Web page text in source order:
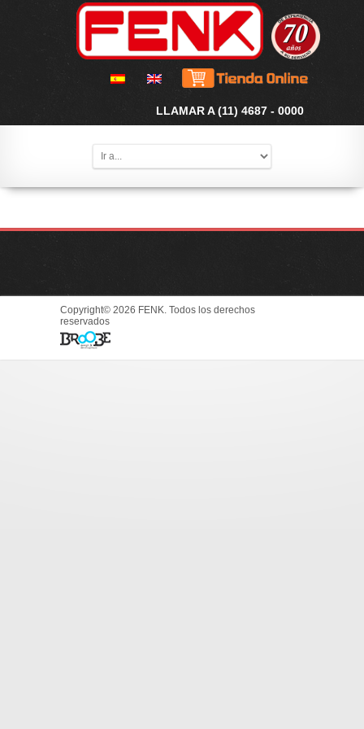
LLAMAR A (11) 4687 - 0000
Copyright© 2026 FENK. Todos los derechos
reservados